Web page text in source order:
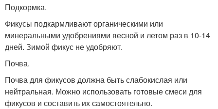
Подкормка.
Фикусы подкармливают органическими или
минеральными удобрениями весной и летом раз в 10-14
дней. Зимой фикус не удобряют.
Почва.
Почва для фикусов должна быть слабокислая или
нейтральная. Можно использовать готовые смеси для
фикусов и составить их самостоятельно.